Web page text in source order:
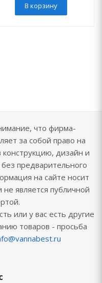
В корзину
что фирма-
за собой право на
дизайн и
предварительного
на сайте носит
является публичной
или у вас есть другие
товаров - просьба